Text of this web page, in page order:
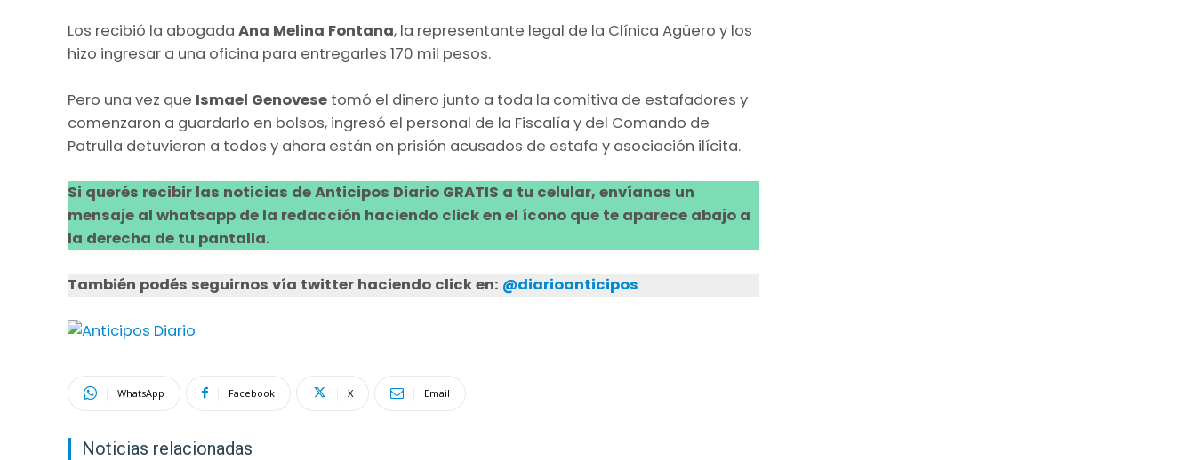
Los recibió la abogada Ana Melina Fontana, la representante legal de la Clínica Agüero y los
hizo ingresar a una oficina para entregarles 170 mil pesos.
Pero una vez que Ismael Genovese tomó el dinero junto a toda la comitiva de estafadores y
comenzaron a guardarlo en bolsos, ingresó el personal de la Fiscalía y del Comando de
Patrulla detuvieron a todos y ahora están en prisión acusados de estafa y asociación ilícita.
Si querés recibir las noticias de Anticipos Diario GRATIS a tu celular, envíanos un
mensaje al whatsapp de la redacción haciendo click en el ícono que te aparece abajo a
la derecha de tu pantalla.
También podés seguirnos vía twitter haciendo click en: @diarioanticipos
WhatsApp Facebook X Email
Noticias relacionadas